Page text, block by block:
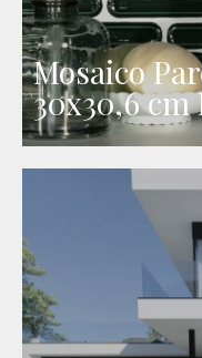
Mosaico
30x30,6